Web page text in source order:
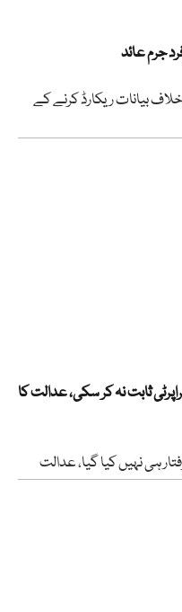
جرم عائد
بیانات ریکارڈ کرنے کے
ثابت نہ کر سکی، عدالت کا
ہی نہیں کیا گیا، عدالت